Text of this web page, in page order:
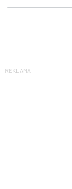
REKLAMA